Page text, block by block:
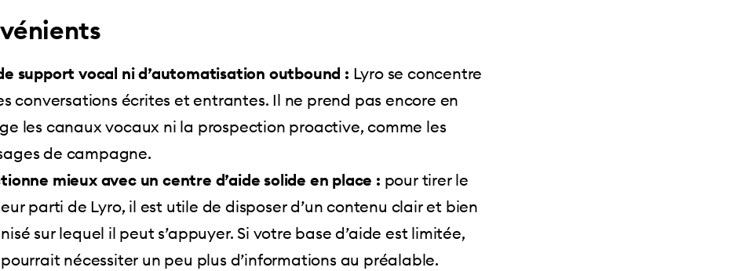
support vocal ni d’automatisation outbound : Lyro se concentre
conversations écrites et entrantes. Il ne prend pas encore en
les canaux vocaux ni la prospection proactive, comme les
de campagne.
mieux avec un centre d’aide solide en place : pour tirer le
parti de Lyro, il est utile de disposer d’un contenu clair et bien
sur lequel il peut s’appuyer. Si votre base d’aide est limitée,
nécessiter un peu plus d’informations au préalable.